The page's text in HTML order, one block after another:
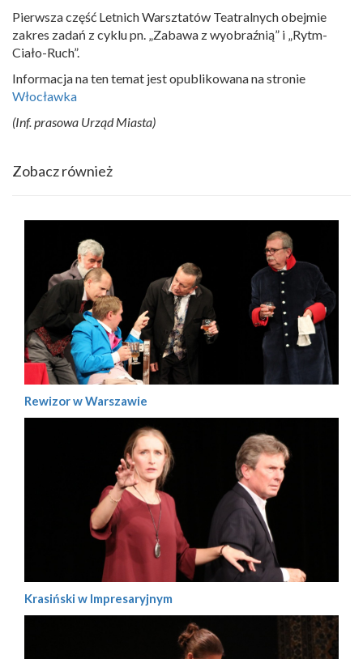
Pierwsza część Letnich Warsztatów Teatralnych obejmie
zakres zadań z cyklu pn. „Zabawa z wyobraźnią” i „Rytm-
Ciało-Ruch”.
Informacja na ten temat jest opublikowana na stronie
Włocławka
(Inf. prasowa Urząd Miasta)
Zobacz również
Rewizor w Warszawie
Krasiński w Impresaryjnym